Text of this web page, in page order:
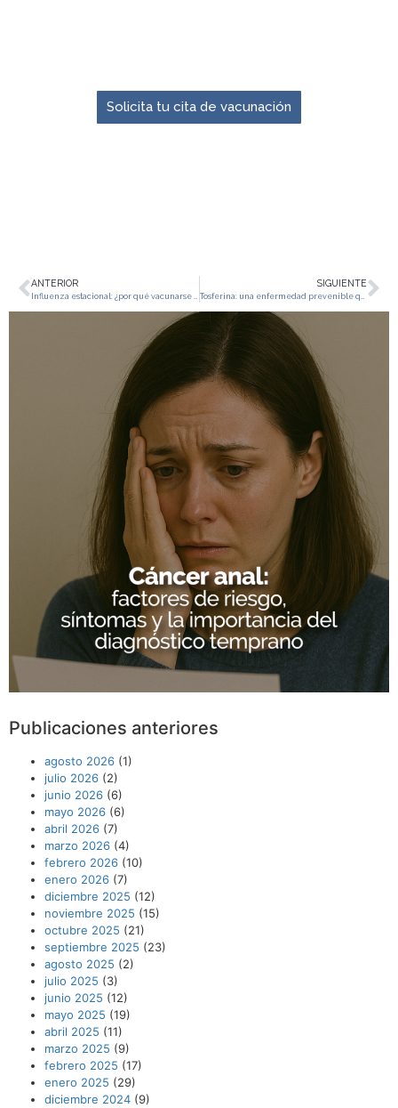
Solicita tu cita de vacunación
ANTERIOR SIGUIENTE
Publicaciones anteriores
agosto 2026 (1)
julio 2026 (2)
junio 2026 (6)
mayo 2026 (6)
abril 2026 (7)
marzo 2026 (4)
febrero 2026 (10)
enero 2026 (7)
diciembre 2025 (12)
noviembre 2025 (15)
octubre 2025 (21)
septiembre 2025 (23)
agosto 2025 (2)
julio 2025 (3)
junio 2025 (12)
mayo 2025 (19)
abril 2025 (11)
marzo 2025 (9)
febrero 2025 (17)
enero 2025 (29)
diciembre 2024 (9)